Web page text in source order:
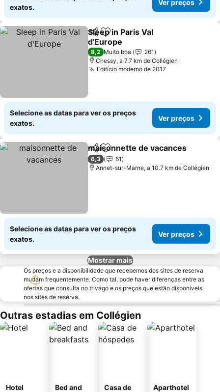
exatos.
Ver preços
PartilharAdicionar aos favoritos
Sleep in Paris Val
d'Europe
8,2 Muito boa
261
Chessy, a 7.7 km de Collégien
Edifício moderno de 2017
Selecione as datas para ver os preços
exatos.
Ver preços
PartilharAdicionar aos favoritos
maisonnette de vacances
6,3
61
Annet-sur-Marne, a 10.7 km de Collégien
Selecione as datas para ver os preços
exatos.
Ver preços
Mostrar mais
Os preços e a disponibilidade que recebemos dos sites de reserva
mudam frequentemente. Como tal, pode haver diferenças entre as
ofertas que consulta no trivago e os preços que estão disponíveis
nos sites de reserva.
Outras estadias em Collégien
Hotel
Bed and
Casa de
Aparthotel